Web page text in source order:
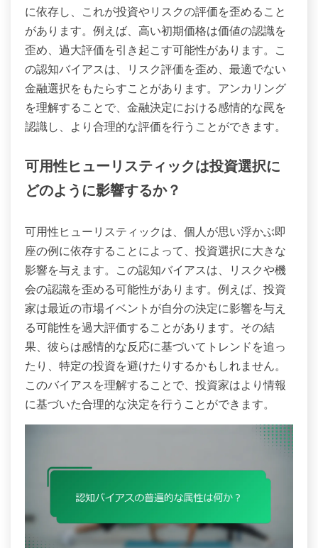
に依存し、これが投資やリスクの評価を歪めること
があります。例えば、高い初期価格は価値の認識を
歪め、過大評価を引き起こす可能性があります。こ
の認知バイアスは、リスク評価を歪め、最適でない
金融選択をもたらすことがあります。アンカリング
を理解することで、金融決定における感情的な罠を
認識し、より合理的な評価を行うことができます。
可用性ヒューリスティックは投資選択に
どのように影響するか？
可用性ヒューリスティックは、個人が思い浮かぶ即
座の例に依存することによって、投資選択に大きな
影響を与えます。この認知バイアスは、リスクや機
会の認識を歪める可能性があります。例えば、投資
家は最近の市場イベントが自分の決定に影響を与え
る可能性を過大評価することがあります。その結
果、彼らは感情的な反応に基づいてトレンドを追っ
たり、特定の投資を避けたりするかもしれません。
このバイアスを理解することで、投資家はより情報
に基づいた合理的な決定を行うことができます。